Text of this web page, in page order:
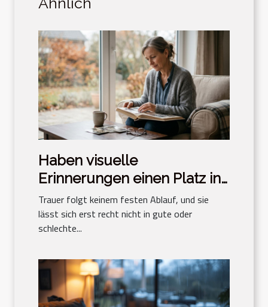
Haben visuelle
Erinnerungen einen Platz in
der Trauerbewältigung?
Trauer folgt keinem festen Ablauf, und sie
lässt sich erst recht nicht in gute oder
schlechte...